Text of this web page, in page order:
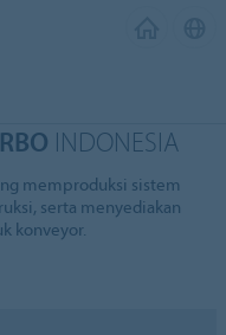
INDONESIA
memproduksi sistem
serta menyediakan
konveyor.